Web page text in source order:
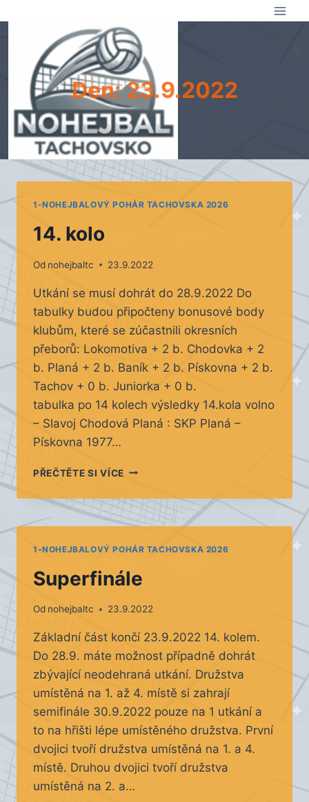
Den: 23.9.2022
1-NOHEJBALOVÝ POHÁR TACHOVSKA 2026
14. kolo
Od nohejbaltc 23.9.2022
Utkání se musí dohrát do 28.9.2022 Do
tabulky budou připočteny bonusové body
klubům, které se zúčastnili okresních
přeborů: Lokomotiva + 2 b. Chodovka + 2
b. Planá + 2 b. Baník + 2 b. Pískovna + 2 b.
Tachov + 0 b. Juniorka + 0 b.
tabulka po 14 kolech výsledky 14.kola volno
– Slavoj Chodová Planá : SKP Planá –
Pískovna 1977…
PŘEČTĚTE SI VÍCE14.
1-NOHEJBALOVÝ POHÁR TACHOVSKA 2026
Superfinále
Od nohejbaltc 23.9.2022
Základní část končí 23.9.2022 14. kolem.
Do 28.9. máte možnost případně dohrát
zbývající neodehraná utkání. Družstva
umístěná na 1. až 4. místě si zahrají
semifinále 30.9.2022 pouze na 1 utkání a
to na hřišti lépe umístěného družstva. První
dvojici tvoří družstva umístěná na 1. a 4.
místě. Druhou dvojici tvoří družstva
umístěná na 2. a…